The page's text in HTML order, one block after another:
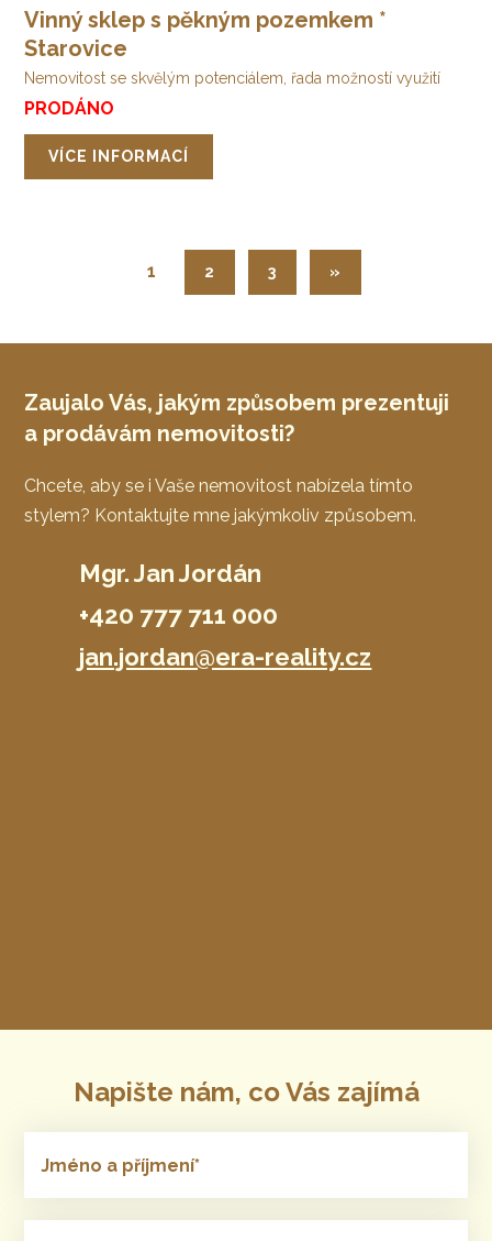
Vinný sklep s pěkným pozemkem *
Starovice
Nemovitost se skvělým potenciálem, řada možností využití
PRODÁNO
VÍCE INFORMACÍ
1 2 3 »
Zaujalo Vás, jakým způsobem prezentuji
a prodávám nemovitosti?
Chcete, aby se i Vaše nemovitost nabízela tímto
stylem? Kontaktujte mne jakýmkoliv způsobem.
Mgr. Jan Jordán
+420 777 711 000
jan.jordan@era-reality.cz
Napište nám, co Vás zajímá
Jméno a příjmení*